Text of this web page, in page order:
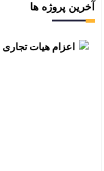
آخرین پروژه ها